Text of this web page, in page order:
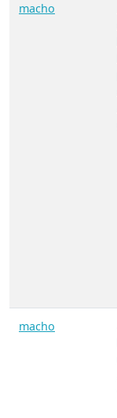
macho
macho